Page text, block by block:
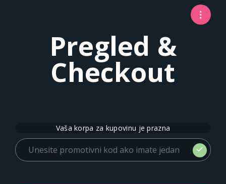
Pregled &
Checkout
Vaša korpa za kupovinu je prazna